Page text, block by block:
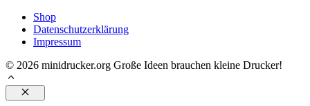
Shop
Datenschutzerklärung
Impressum
© 2026 minidrucker.org Große Ideen brauchen kleine Drucker!
Schließen